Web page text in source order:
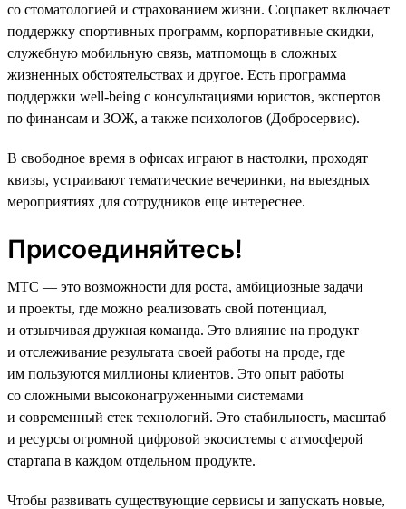
со стоматологией и страхованием жизни. Соцпакет включает
поддержку спортивных программ, корпоративные скидки,
служебную мобильную связь, матпомощь в сложных
жизненных обстоятельствах и другое. Есть программа
поддержки well-being с консультациями юристов, экспертов
по финансам и ЗОЖ, а также психологов (Добросервис).
В свободное время в офисах играют в настолки, проходят
квизы, устраивают тематические вечеринки, на выездных
мероприятиях для сотрудников еще интереснее.
Присоединяйтесь!
МТС — это возможности для роста, амбициозные задачи
и проекты, где можно реализовать свой потенциал,
и отзывчивая дружная команда. Это влияние на продукт
и отслеживание результата своей работы на проде, где
им пользуются миллионы клиентов. Это опыт работы
со сложными высоконагруженными системами
и современный стек технологий. Это стабильность, масштаб
и ресурсы огромной цифровой экосистемы с атмосферой
стартапа в каждом отдельном продукте.
Чтобы развивать существующие сервисы и запускать новые,